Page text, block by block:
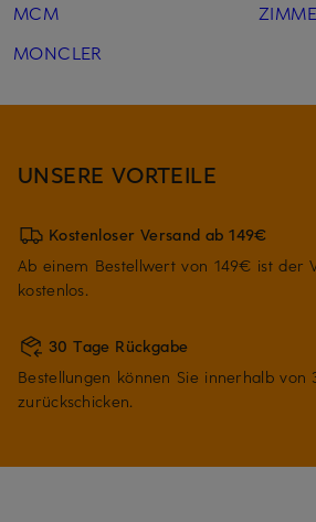
MCM
MONCLER
UNSERE VORTEILE
Kostenloser Versand ab 149€
Ab einem Bestellwert von 149€ ist der
kostenlos.
30 Tage Rückgabe
Bestellungen können Sie innerhalb von
zurückschicken.